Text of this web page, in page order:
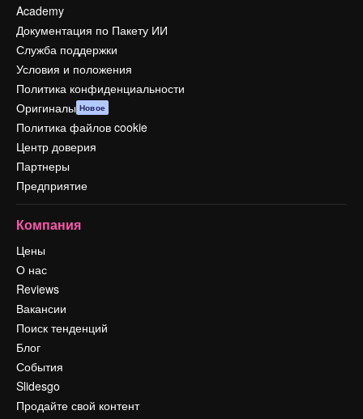
Academy
Документация по Пакету ИИ
Служба поддержки
Условия и положения
Политика конфиденциальности
Оригиналы Новое
Политика файлов cookie
Центр доверия
Партнеры
Предприятие
Компания
Цены
О нас
Reviews
Вакансии
Поиск тенденций
Блог
События
Slidesgo
Продайте свой контент